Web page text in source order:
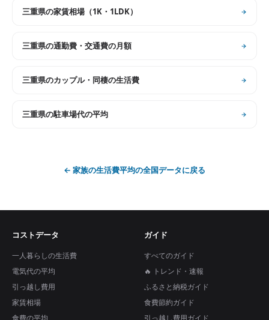
三重県の家賃相場（1K・1LDK）
三重県の通勤費・交通費の月額
三重県のカップル・同棲の生活費
三重県の駐車場代の平均
← 家族の生活費平均の全国データに戻る
コストデータ
一人暮らしの生活費
電気代の平均
引っ越し費用
家賃相場
食費の平均
ガイド
すべてのガイド
🔥 トレンド・速報
ふるさと納税ガイド
食費節約ガイド
引っ越し費用ガイド